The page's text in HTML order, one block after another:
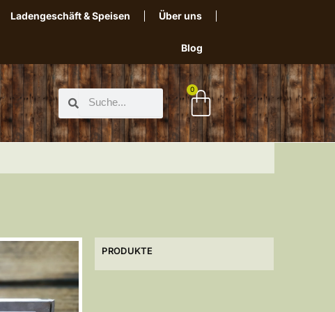
Ladengeschäft & Speisen Über uns
Blog
0
PRODUKTE